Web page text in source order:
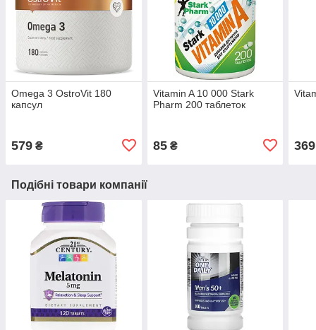
Omega 3 OstroVit 180
капсул
579 ₴
Vitamin A 10 000 Stark
Pharm 200 таблеток
85₴ 369
Подібні товари компанії